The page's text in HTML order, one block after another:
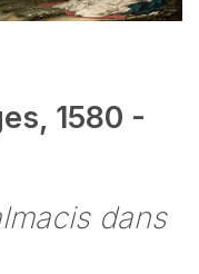
1580 -
dans